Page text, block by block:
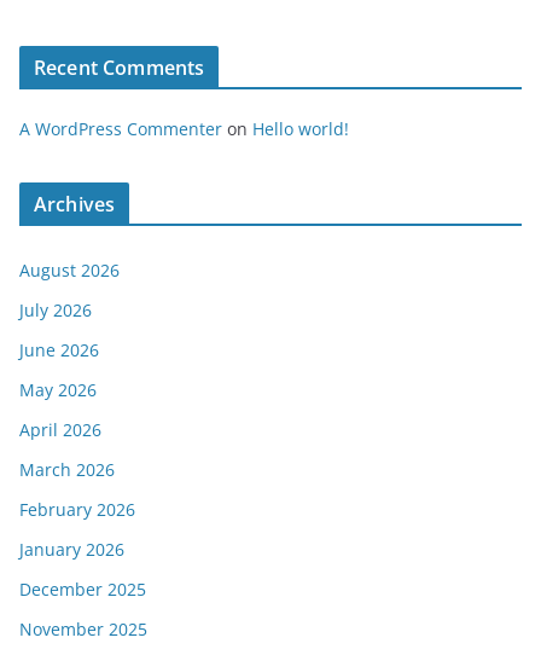
Recent Comments
A WordPress Commenter on Hello world!
Archives
August 2026
July 2026
June 2026
May 2026
April 2026
March 2026
February 2026
January 2026
December 2025
November 2025